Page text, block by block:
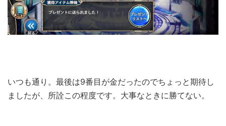
いつも通り。最後は9番目が金だったのでちょっと期待し
ましたが、所詮この程度です。大事なときに勝てない。